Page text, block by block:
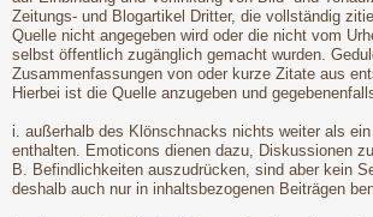
Zeitungs- und Blogartikel Dritter, die vollständig
Quelle nicht angegeben wird oder die nicht vom
selbst öffentlich zugänglich gemacht wurden.
Zusammenfassungen von oder kurze Zitate aus
Hierbei ist die Quelle anzugeben und
i. außerhalb des Klönschnacks nichts weiter als
enthalten. Emoticons dienen dazu, Diskussionen
B. Befindlichkeiten auszudrücken, sind aber kein
deshalb auch nur in inhaltsbezogenen Beiträgen